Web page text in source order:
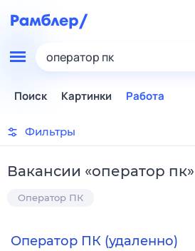
оператор пк
Поиск Картинки Работа
Фильтры
Вакансии «оператор пк»
Оператор ПК
Оператор ПК (удаленно)